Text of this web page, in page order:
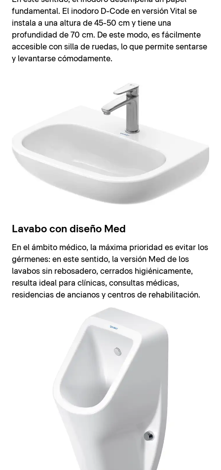
fundamental. El inodoro D-Code en versión Vital se
instala a una altura de 45-50 cm y tiene una
profundidad de 70 cm. De este modo, es fácilmente
accesible con silla de ruedas, lo que permite sentarse
y levantarse cómodamente.
Lavabo con diseño Med
En el ámbito médico, la máxima prioridad es evitar los
gérmenes: en este sentido, la versión Med de los
lavabos sin rebosadero, cerrados higiénicamente,
resulta ideal para clínicas, consultas médicas,
residencias de ancianos y centros de rehabilitación.